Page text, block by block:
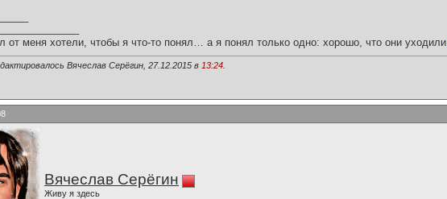
от меня хотели, чтобы я что-то понял… а я понял только одно: хорошо, что они уходили.
Вячеслав Серёгин, 27.12.2015 в 13:24
Вячеслав Серёгин
Живу я здесь